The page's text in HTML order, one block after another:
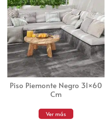
Piso Piemonte Negro 31×60
Cm
Ver más